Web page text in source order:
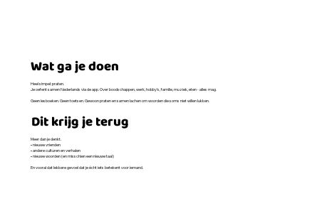
Wat ga je doen
Heel simpel: praten.
Je oefent samen Nederlands via de app. Over boodschappen, werk, hobby’s, familie, muziek, eten - alles mag.
Geen lesboeken. Geen toetsen. Gewoon praten en samen lachen om woorden die soms niet willen lukken.
Dit krijg je terug
Meer dan je denkt.
• nieuwe vrienden
• andere culturen en verhalen
• nieuwe woorden (en misschien een nieuwe taal)
En vooral dat lekkere gevoel dat je écht iets betekent voor iemand.